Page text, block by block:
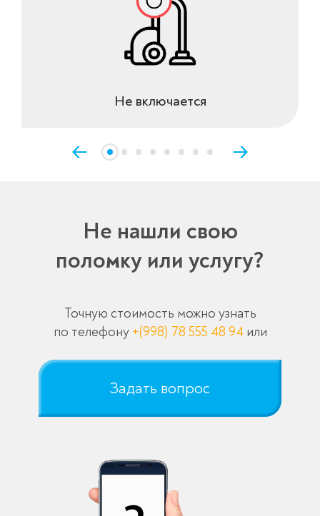
Не включается
Не нашли свою
поломку или услугу?
Точную стоимость можно узнать
по телефону +(998) 78 555 48 94 или
Задать вопрос